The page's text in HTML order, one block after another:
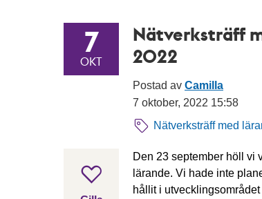
Nätverksträff
2022
Postad av Camilla
7 oktober, 2022 15:58
Nätverksträff med
7
OKT
Den 23 september höll vi
lärande. Vi hade inte
hållit i